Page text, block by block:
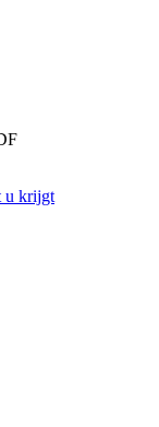
u krijgt